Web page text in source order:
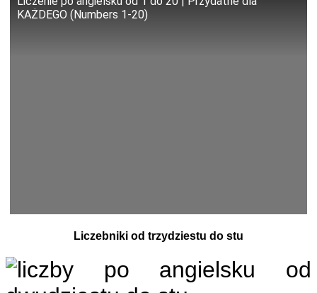
KAŻDEGO (Numbers 1-20)
Liczebniki od trzydziestu do stu